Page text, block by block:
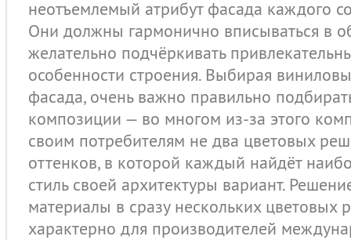
неотъемлемый атрибут фасада каждого
Они должны гармонично вписываться в
желательно подчёркивать
особенности строения. Выбирая
фасада, очень важно правильно
композиции — во многом из-за этого
своим потребителям не два цветовых
оттенков, в которой каждый найдёт
стиль своей архитектуры вариант.
материалы в сразу нескольких цветовых
характерно для производителей